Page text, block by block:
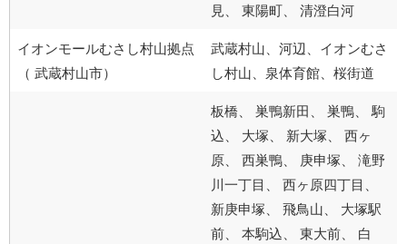
見、 東陽町、 清澄白河
イオンモールむさし村山拠点
（ 武蔵村山市）
武蔵村山、河辺、イオンむさ
し村山、泉体育館、桜街道
板橋、 巣鴨新田、 巣鴨、 駒
込、 大塚、 新大塚、 西ヶ
原、 西巣鴨、 庚申塚、 滝野
川一丁目、 西ヶ原四丁目、
新庚申塚、 飛鳥山、 大塚駅
前、 本駒込、 東大前、 白